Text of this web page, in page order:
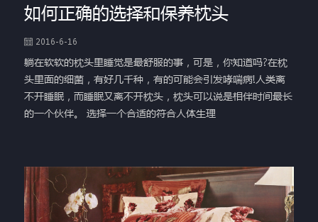
如何正确的选择和保养枕头
2016-6-16
躺在软软的枕头里睡觉是最舒服的事，可是，你知道吗?在枕
头里面的细菌，有好几千种，有的可能会引发哮喘病!人类离
不开睡眠，而睡眠又离不开枕头，枕头可以说是相伴时间最长
的一个伙伴。 选择一个合适的符合人体生理